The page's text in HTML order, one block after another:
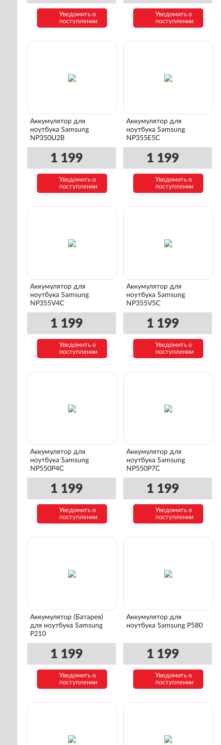
Уведомить о
поступлении
Уведомить о
поступлении
Аккумулятор для
ноутбука Samsung
NP350U2B
1 199
Уведомить о
поступлении
Аккумулятор для
ноутбука Samsung
NP355E5C
1 199
Уведомить о
поступлении
Аккумулятор для
ноутбука Samsung
NP355V4C
1 199
Уведомить о
поступлении
Аккумулятор для
ноутбука Samsung
NP355V5C
1 199
Уведомить о
поступлении
Аккумулятор для
ноутбука Samsung
NP550P4C
1 199
Уведомить о
поступлении
Аккумулятор для
ноутбука Samsung
NP550P7C
1 199
Уведомить о
поступлении
Аккумулятор (Батарея)
для ноутбука Samsung
P210
1 199
Уведомить о
поступлении
Аккумулятор для
ноутбука Samsung P580
1 199
Уведомить о
поступлении